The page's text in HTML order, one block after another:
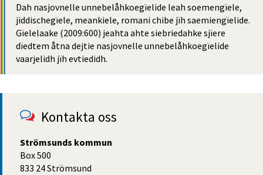
Dah nasjovnelle unnebelåh­koegïelide leah soemengïele,
jiddischegïele, meankiele, romani chibe jïh saemiengïelide.
Gïelelaake (2009:600) jeahta ahte siebriedahke sjïere
dïedtem åtna dejtie nasjovnelle unnebelåh­koegïelide
vaarjelidh jïh evtiedidh.
Kontakta oss
Strömsunds kommun
Box 500
833 24 Strömsund